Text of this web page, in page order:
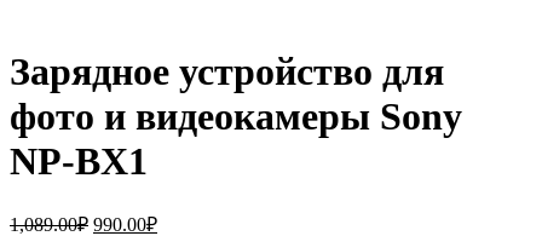
Зарядное устройство для
фото и видеокамеры Sony
NP-BX1
1,089.00₽ Первоначальная
990.00₽Текущая